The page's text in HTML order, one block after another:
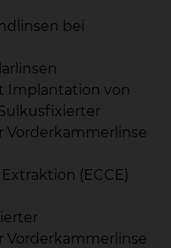
bei
Implantation von
Vorderkammerlinse
(ECCE)
Vorderkammerlinse